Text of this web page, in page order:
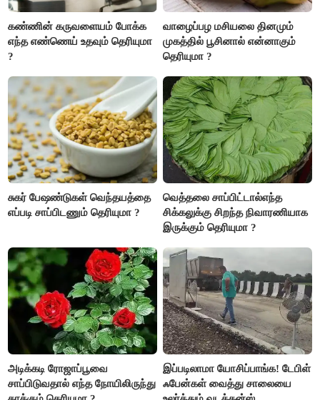
கண்ணின் கருவளையம் போக்க
எந்த எண்ணெய் உதவும் தெரியுமா
?
வாழைப்பழ மசியலை தினமும்
முகத்தில் பூசினால் என்னாகும்
தெரியுமா ?
சுகர் பேஷண்டுகள் வெந்தயத்தை
எப்படி சாப்பிடணும் தெரியுமா ?
வெத்தலை சாப்பிட்டால்எந்த
சிக்கலுக்கு சிறந்த நிவாரணியாக
இருக்கும் தெரியுமா ?
அடிக்கடி ரோஜாப்பூவை
சாப்பிடுவதால் எந்த நோயிலிருந்து
இப்படிலாமா யோசிப்பாங்க! டேபிள்
ஃபேன்கள் வைத்து சாலையை